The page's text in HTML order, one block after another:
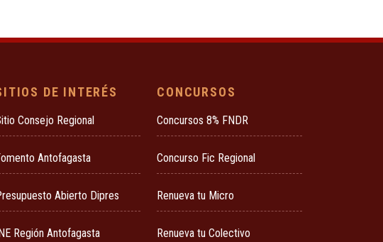
DE INTERÉS
Consejo Regional
Antofagasta
Abierto Dipres
INE Región Antofagasta
CONCURSOS
Concursos 8% FNDR
Concurso Fic Regional
Renueva tu Micro
Renueva tu Colectivo